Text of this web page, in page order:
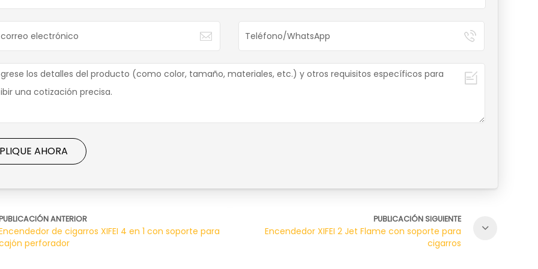
AHORA
ANTERIOR
de cigarros XIFEI 4 en 1 con soporte para
perforador
PUBLICACIÓN SIGUIENTE
Encendedor XIFEI 2 Jet Flame con soporte para
cigarros